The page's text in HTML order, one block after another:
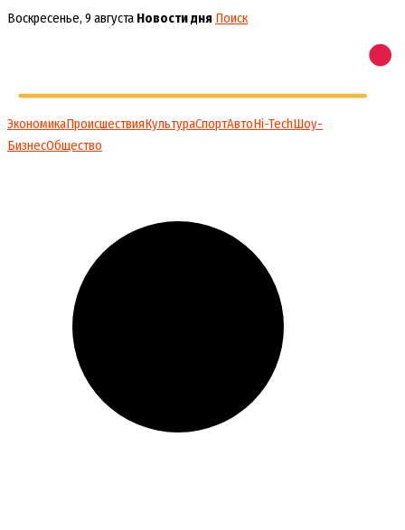
Перейти
Воскресенье, 9 августа Новости дня Поиск
ЭкономикаПроисшествияКультураСпортАвтоHi-TechШоу-
БизнесОбщество